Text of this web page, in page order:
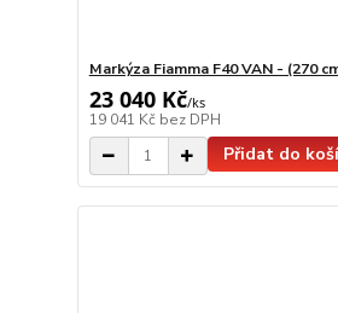
Markýza Fiamma F40 VAN - (270
23 040 Kč/ks
19 041 Kč bez DPH
Přidat do